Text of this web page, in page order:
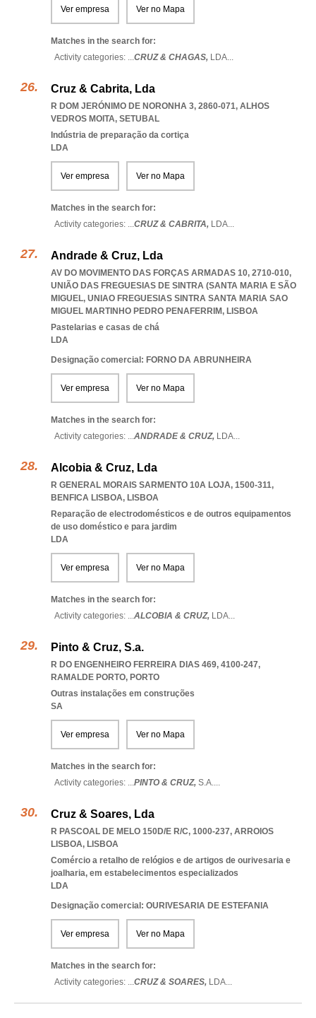
Ver empresa Ver no Mapa
Matches in the search for:
Activity categories: ...CRUZ & CHAGAS, LDA...
Cruz & Cabrita, Lda
R DOM JERÓNIMO DE NORONHA 3, 2860-071, ALHOS
VEDROS MOITA, SETUBAL
Indústria de preparação da cortiça
LDA
Ver empresa Ver no Mapa
Matches in the search for:
Activity categories: ...CRUZ & CABRITA, LDA...
Andrade & Cruz, Lda
AV DO MOVIMENTO DAS FORÇAS ARMADAS 10, 2710-010,
UNIÃO DAS FREGUESIAS DE SINTRA (SANTA MARIA E SÃO
MIGUEL, UNIAO FREGUESIAS SINTRA SANTA MARIA SAO
MIGUEL MARTINHO PEDRO PENAFERRIM, LISBOA
Pastelarias e casas de chá
LDA
Designação comercial: FORNO DA ABRUNHEIRA
Ver empresa Ver no Mapa
Matches in the search for:
Activity categories: ...ANDRADE & CRUZ, LDA...
Alcobia & Cruz, Lda
R GENERAL MORAIS SARMENTO 10A LOJA, 1500-311,
BENFICA LISBOA, LISBOA
Reparação de electrodomésticos e de outros equipamentos
de uso doméstico e para jardim
LDA
Ver empresa Ver no Mapa
Matches in the search for:
Activity categories: ...ALCOBIA & CRUZ, LDA...
Pinto & Cruz, S.a.
R DO ENGENHEIRO FERREIRA DIAS 469, 4100-247,
RAMALDE PORTO, PORTO
Outras instalações em construções
SA
Ver empresa Ver no Mapa
Matches in the search for:
Activity categories: ...PINTO & CRUZ, S.A....
Cruz & Soares, Lda
R PASCOAL DE MELO 150D/E R/C, 1000-237, ARROIOS
LISBOA, LISBOA
Comércio a retalho de relógios e de artigos de ourivesaria e
joalharia, em estabelecimentos especializados
LDA
Designação comercial: OURIVESARIA DE ESTEFANIA
Ver empresa Ver no Mapa
Matches in the search for:
Activity categories: ...CRUZ & SOARES, LDA...